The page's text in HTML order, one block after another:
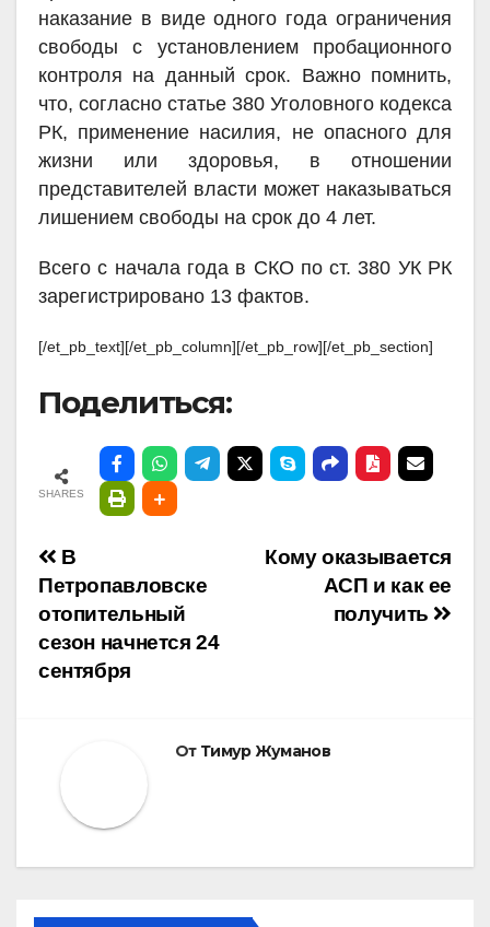
наказание в виде одного года ограничения
свободы с установлением пробационного
контроля на данный срок. Важно помнить,
что, согласно статье 380 Уголовного кодекса
РК, применение насилия, не опасного для
жизни или здоровья, в отношении
представителей власти может наказываться
лишением свободы на срок до 4 лет.
Всего с начала года в СКО по ст. 380 УК РК
зарегистрировано 13 фактов.
[/et_pb_text][/et_pb_column][/et_pb_row][/et_pb_section]
Поделиться:
SHARES
Навигация
по
записям
Кому оказывается
АСП и как ее
получить
В
Петропавловске
отопительный
сезон начнется 24
сентября
От Тимур Жуманов